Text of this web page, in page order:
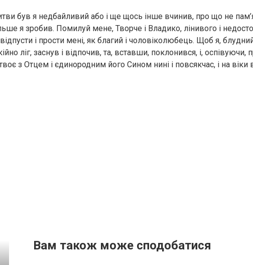
був я недбайливий або і ще щось інше вчинив, про що не
я зробив. Помилуй мене, Творче і Владико, лінивого і
і прости мені, як благий і чоловіколюбець. Щоб я,
ліг, заснув і відпочив, та, вставши, поклонився, і, оспівуючи,
з Отцем і єдинородним його Сином нині і повсякчас, і на віки
Вам також може сподобатися